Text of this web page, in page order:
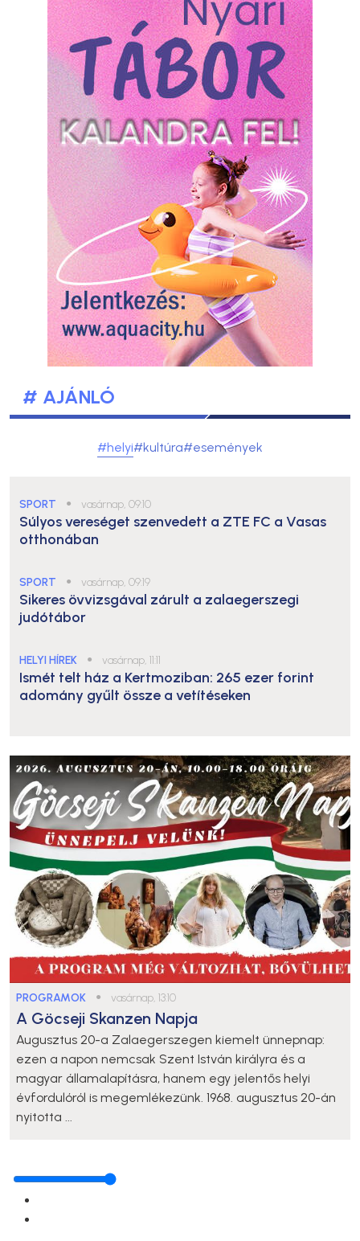
# AJÁNLÓ
#helyi#kultúra#események
SPORT ● vasárnap, 09:10
Súlyos vereséget szenvedett a ZTE FC a Vasas
otthonában
SPORT ● vasárnap, 09:19
Sikeres övvizsgával zárult a zalaegerszegi
judótábor
HELYI HÍREK ● vasárnap, 11:11
Ismét telt ház a Kertmoziban: 265 ezer forint
adomány gyűlt össze a vetítéseken
PROGRAMOK ● vasárnap, 13:10
A Göcseji Skanzen Napja
Augusztus 20-a Zalaegerszegen kiemelt ünnepnap:
ezen a napon nemcsak Szent István királyra és a
magyar államalapításra, hanem egy jelentős helyi
évfordulóról is megemlékezünk. 1968. augusztus 20-án
nyitotta ...